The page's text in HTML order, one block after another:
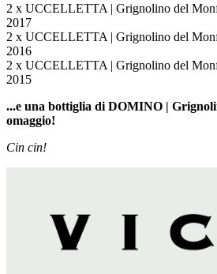
2 x UCCELLETTA | Grignolino del
2017
2 x UCCELLETTA | Grignolino del
2016
2 x UCCELLETTA | Grignolino del
2015
...e una bottiglia di DOMINO |
omaggio!
Cin cin!